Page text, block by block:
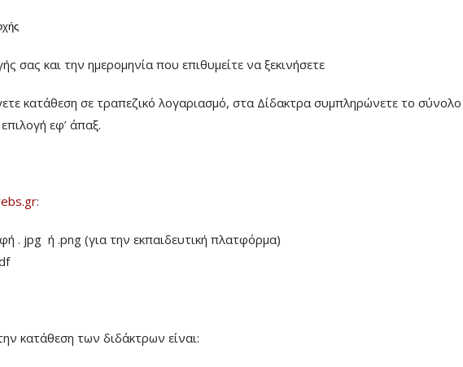
σας και την ημερομηνία που επιθυμείτε να ξεκινήσετε
κατάθεση σε τραπεζικό λογαριασμό, στα Δίδακτρα συμπληρώνετε το σύνολο
εφ’ άπαξ.
:
. jpg ή .png (για την εκπαιδευτική πλατφόρμα)
κατάθεση των διδάκτρων είναι: